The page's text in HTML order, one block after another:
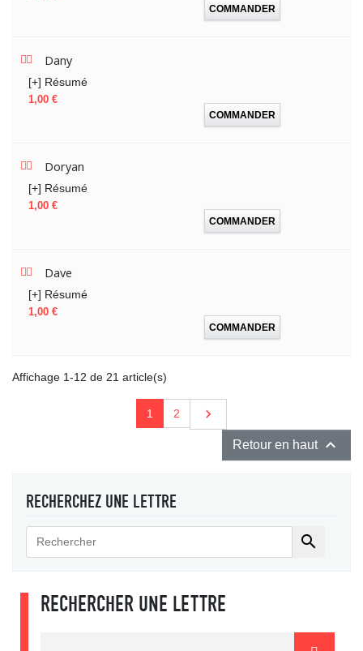
COMMANDER
Dany
[+] Résumé
Prix
1,00 €
COMMANDER
Doryan
[+] Résumé
Prix
1,00 €
COMMANDER
Dave
[+] Résumé
Prix
1,00 €
COMMANDER
Affichage 1-12 de 21 article(s)
1 2 Suivant

Retour en haut 
RECHERCHEZ UNE LETTRE

RECHERCHER UNE LETTRE